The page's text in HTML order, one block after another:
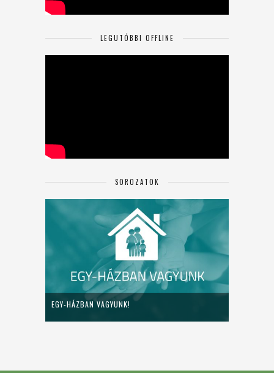
LEGUTÓBBI OFFLINE
SOROZATOK
EGY-HÁZBAN VAGYUNK!